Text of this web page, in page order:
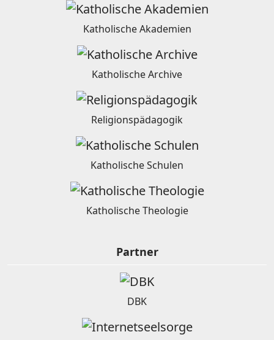
Katholische Akademien
Katholische Archive
Religionspädagogik
Katholische Schulen
Katholische Theologie
Partner
DBK